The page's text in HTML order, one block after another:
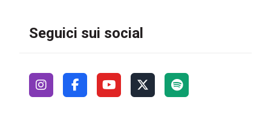
Seguici sui social